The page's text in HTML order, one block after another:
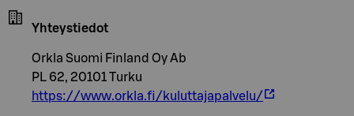
Yhteystiedot
Orkla Suomi Finland Oy Ab
PL 62, 20101 Turku
https://www.orkla.fi/kuluttajapalvelu/